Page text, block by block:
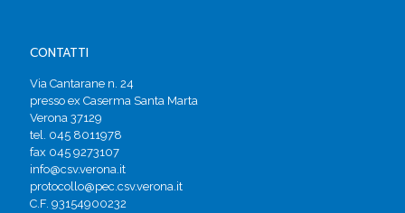
CONTATTI
Via Cantarane n. 24
presso ex Caserma Santa Marta
Verona 37129
tel. 045 8011978
fax 045 9273107
info@csv.verona.it
protocollo@pec.csv.verona.it
C.F. 93154900232